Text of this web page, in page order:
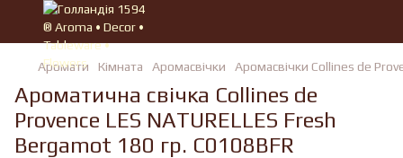
Аромати Кімната Аромасвічки Аромасвічки Collines de
Ароматична свічка Collines de
Provence LES NATURELLES Fresh
Bergamot 180 гр. C0108BFR